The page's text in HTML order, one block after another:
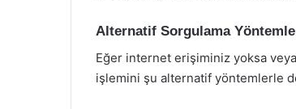
Alternatif Sorgulama
Eğer internet erişiminiz yoksa
işlemini şu alternatif yöntemlerle